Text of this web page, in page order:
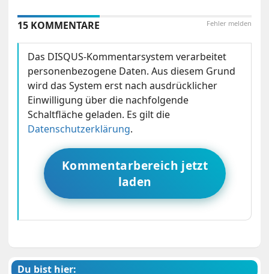
Fehler melden
15 KOMMENTARE
Das DISQUS-Kommentarsystem verarbeitet
personenbezogene Daten. Aus diesem Grund
wird das System erst nach ausdrücklicher
Einwilligung über die nachfolgende
Schaltfläche geladen. Es gilt die
Datenschutzerklärung.
Kommentarbereich jetzt
laden
Du bist hier: